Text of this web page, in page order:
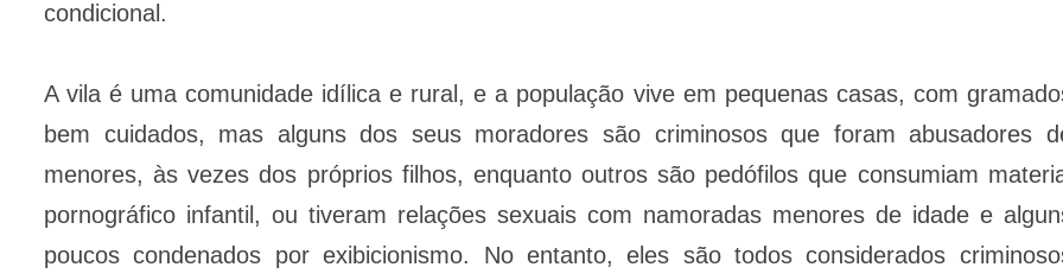
condicional.
A vila é uma comunidade idílica e rural, e a população vive em pequenas casas, com
bem cuidados, mas alguns dos seus moradores são criminosos que foram abusadores
menores, às vezes dos próprios filhos, enquanto outros são pedófilos que consumiam
pornográfico infantil, ou tiveram relações sexuais com namoradas menores de idade e
poucos condenados por exibicionismo. No entanto, eles são todos considerados